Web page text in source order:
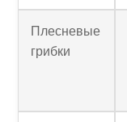
Плесневые
грибки